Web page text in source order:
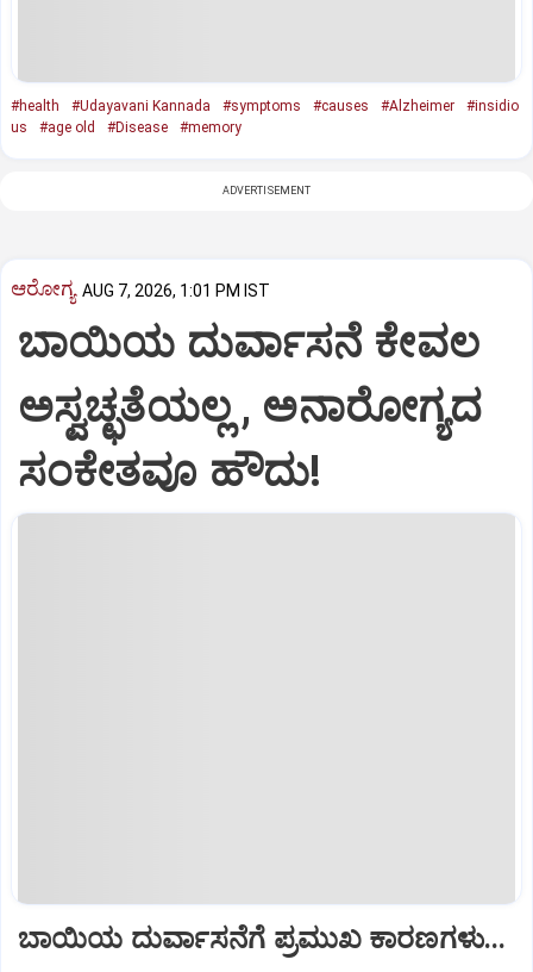
#health #Udayavani Kannada #symptoms #causes #Alzheimer
#insidio
us
#age old #Disease #memory
ADVERTISEMENT
ಆರೋಗ್ಯ AUG 7, 2026, 1:01 PM IST
ಬಾಯಿಯ ದುರ್ವಾಸನೆ ಕೇವಲ
ಅಸ್ವಚ್ಛತೆಯಲ್ಲ , ಅನಾರೋಗ್ಯದ
ಸಂಕೇತವೂ ಹೌದು!
ಬಾಯಿಯ ದುರ್ವಾಸನೆಗೆ ಪ್ರಮುಖ ಕಾರಣಗಳು...